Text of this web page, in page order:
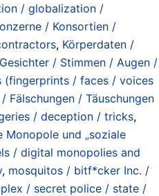
/ globalization /
/ Konsortien /
, Körperdaten /
/ Stimmen / Augen /
/ faces / voices
Fälschungen / Täuschungen
/ deception / tricks,
und „soziale
/ digital monopolies and
, mosquitos / bitf*cker Inc. /
/ secret police / state /